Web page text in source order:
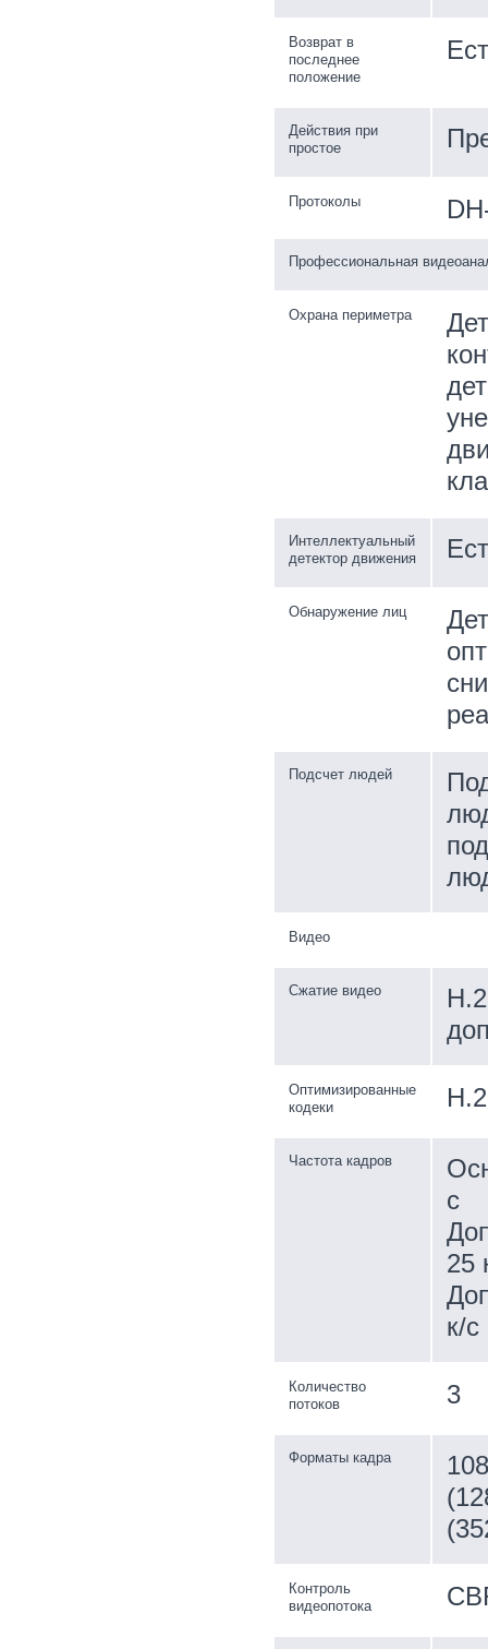
Возврат в
последнее
положение
Действия при
простое
Протоколы
Профессиональная
Охрана периметра
Интеллектуальный
детектор движения
Обнаружение лиц
Подсчет людей
Видео
Сжатие видео
Оптимизированные
кодеки
Частота кадров
с
25
к/с
Количество
потоков
3
Форматы кадра
Контроль
видеопотока